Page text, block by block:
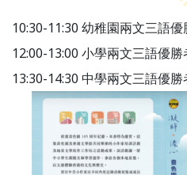
10:30-11:30 幼稚園兩文三語
12:00-13:00 小學兩文三語優
13:30-14:30 中學兩文三語優